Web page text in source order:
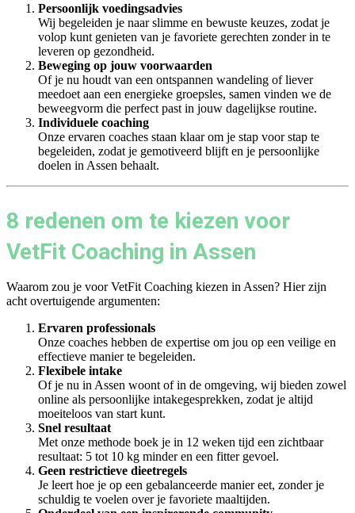
Persoonlijk voedingsadvies
Wij begeleiden je naar slimme en bewuste keuzes, zodat je
volop kunt genieten van je favoriete gerechten zonder in te
leveren op gezondheid.
Beweging op jouw voorwaarden
Of je nu houdt van een ontspannen wandeling of liever
meedoet aan een energieke groepsles, samen vinden we de
beweegvorm die perfect past in jouw dagelijkse routine.
Individuele coaching
Onze ervaren coaches staan klaar om je stap voor stap te
begeleiden, zodat je gemotiveerd blijft en je persoonlijke
doelen in Assen behaalt.
8 redenen om te kiezen voor
VetFit Coaching in Assen
Waarom zou je voor VetFit Coaching kiezen in Assen? Hier zijn
acht overtuigende argumenten:
Ervaren professionals
Onze coaches hebben de expertise om jou op een veilige en
effectieve manier te begeleiden.
Flexibele intake
Of je nu in Assen woont of in de omgeving, wij bieden zowel
online als persoonlijke intakegesprekken, zodat je altijd
moeiteloos van start kunt.
Snel resultaat
Met onze methode boek je in 12 weken tijd een zichtbaar
resultaat: 5 tot 10 kg minder en een fitter gevoel.
Geen restrictieve dieetregels
Je leert hoe je op een gebalanceerde manier eet, zonder je
schuldig te voelen over je favoriete maaltijden.